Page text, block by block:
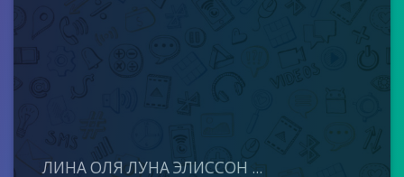
ЛИНА ОЛЯ ЛУНА ЭЛИССОН ...